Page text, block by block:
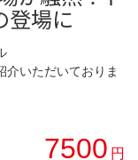
登場に
介いただいておりま
7500 円